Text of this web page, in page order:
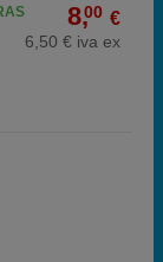
8,00 €
6,50 € iva ex